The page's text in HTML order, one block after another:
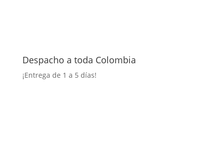
Despacho a toda Colombia
¡Entrega de 1 a 5 días!